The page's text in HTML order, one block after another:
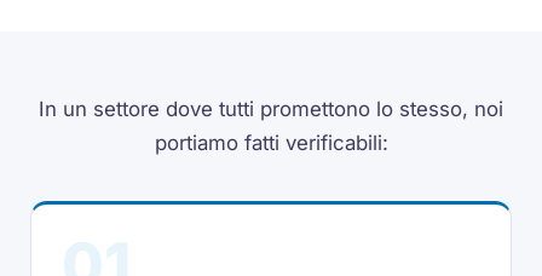
In un settore dove tutti promettono lo stesso, noi
portiamo fatti verificabili: